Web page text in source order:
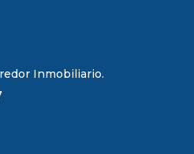
Inmobiliario.